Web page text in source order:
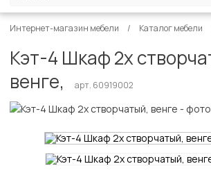
Интернет-магазин мебели Каталог мебели
Кэт-4 Шкаф 2х
венге,
арт. 60919002